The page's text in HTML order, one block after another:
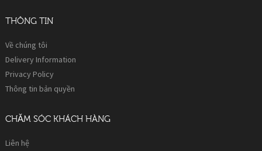
THÔNG TIN
Về chúng tôi
Delivery Information
Privacy Policy
Thông tin bản quyền
CHĂM SÓC KHÁCH HÀNG
Liên hệ